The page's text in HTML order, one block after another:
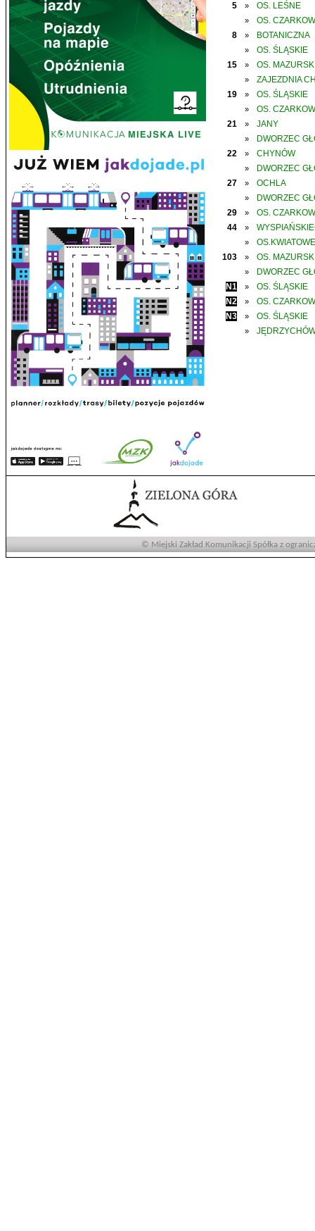
5
» OS. LEŚNE
»
OS.
8
» BOTANICZNA
»
OS. ŚLĄSKIE
15
» OS.
»
ZAJEZDNIA
19
» OS. ŚLĄSKIE
»
OS.
21
» JANY
»
DWORZEC
22
» CHYNÓW
»
DWORZEC
27
» OCHLA
»
DWORZEC
29
»
OS.
44
»
»
OS.KWIATOWE
103
» OS.
»
DWORZEC
N1
»
OS. ŚLĄSKIE
N2
»
OS.
N3
» OS. ŚLĄSKIE
»
© Miejski Zakład Komunikacji Spółka z